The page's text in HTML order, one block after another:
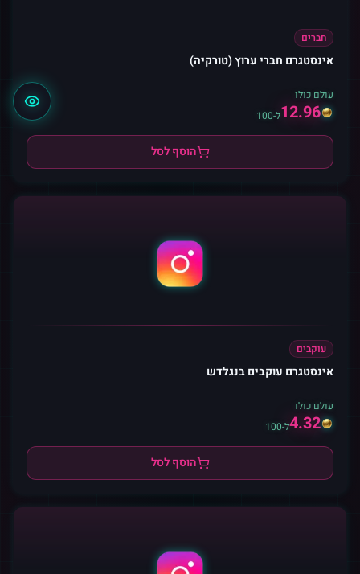
חברים
אינסטגרם חברי ערוץ (טורקיה)
עולם כולו
12.96ל-100
הוסף לסל
עוקבים
אינסטגרם עוקבים בנגלדש
עולם כולו
4.32ל-100
הוסף לסל